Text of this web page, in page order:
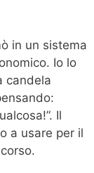
in un sistema
Io lo
candela
Il
a usare per il